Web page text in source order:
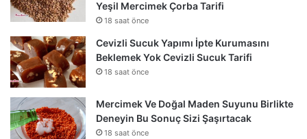
Yeşil Mercimek Çorba Tarifi
18 saat önce
Cevizli Sucuk Yapımı İpte Kurumasını
Beklemek Yok Cevizli Sucuk Tarifi
18 saat önce
Mercimek Ve Doğal Maden Suyunu Birlikte
Deneyin Bu Sonuç Sizi Şaşırtacak
18 saat önce